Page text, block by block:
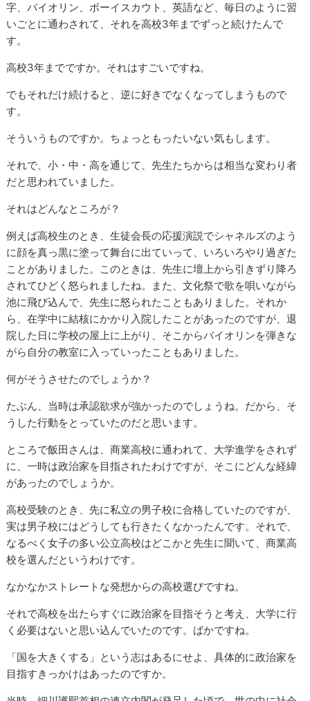
字、バイオリン、ボーイスカウト、英語など、毎日のように習
いごとに通わされて、それを高校3年までずっと続けたんで
す。
高校3年までですか。それはすごいですね。
でもそれだけ続けると、逆に好きでなくなってしまうもので
す。
そういうものですか。ちょっともったいない気もします。
それで、小・中・高を通じて、先生たちからは相当な変わり者
だと思われていました。
それはどんなところが？
例えば高校生のとき、生徒会長の応援演説でシャネルズのよう
に顔を真っ黒に塗って舞台に出ていって、いろいろやり過ぎた
ことがありました。このときは、先生に壇上から引きずり降ろ
されてひどく怒られましたね。また、文化祭で歌を唄いながら
池に飛び込んで、先生に怒られたこともありました。それか
ら、在学中に結核にかかり入院したことがあったのですが、退
院した日に学校の屋上に上がり、そこからバイオリンを弾きな
がら自分の教室に入っていったこともありました。
何がそうさせたのでしょうか？
たぶん、当時は承認欲求が強かったのでしょうね。だから、そ
うした行動をとっていたのだと思います。
ところで飯田さんは、商業高校に通われて、大学進学をされず
に、一時は政治家を目指されたわけですが、そこにどんな経緯
があったのでしょうか。
高校受験のとき、先に私立の男子校に合格していたのですが、
実は男子校にはどうしても行きたくなかったんです。それで、
なるべく女子の多い公立高校はどこかと先生に聞いて、商業高
校を選んだというわけです。
なかなかストレートな発想からの高校選びですね。
それで高校を出たらすぐに政治家を目指そうと考え、大学に行
く必要はないと思い込んでいたのです。ばかですね。
「国を大きくする」という志はあるにせよ、具体的に政治家を
目指すきっかけはあったのですか。